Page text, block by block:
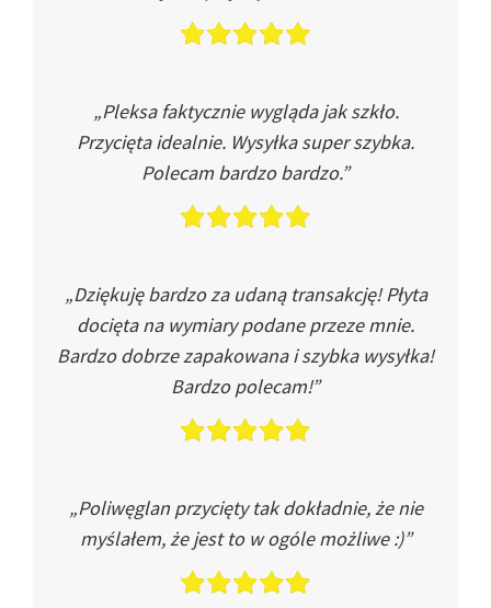
„Pleksa faktycznie wygląda jak szkło.
Przycięta idealnie. Wysyłka super szybka.
Polecam bardzo bardzo.”
„Dziękuję bardzo za udaną transakcję! Płyta
docięta na wymiary podane przeze mnie.
Bardzo dobrze zapakowana i szybka wysyłka!
Bardzo polecam!”
„Poliwęglan przycięty tak dokładnie, że nie
myślałem, że jest to w ogóle możliwe :)”